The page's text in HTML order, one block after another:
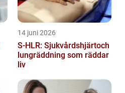
14 juni 2026
S-HLR: Sjukvårdshjärtoch
lungräddning som räddar
liv